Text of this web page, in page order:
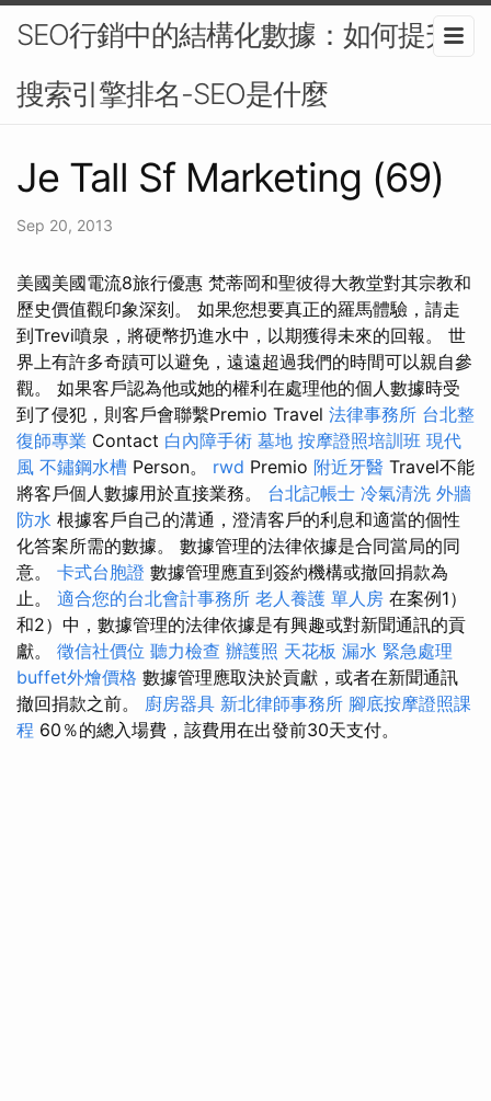
SEO行銷中的結構化數據：如何提升
搜索引擎排名-SEO是什麼
Je Tall Sf Marketing (69)
Sep 20, 2013
美國美國電流8旅行優惠 梵蒂岡和聖彼得大教堂對其宗教和
歷史價值觀印象深刻。 如果您想要真正的羅馬體驗，請走
到Trevi噴泉，將硬幣扔進水中，以期獲得未來的回報。 世
界上有許多奇蹟可以避免，遠遠超過我們的時間可以親自參
觀。 如果客戶認為他或她的權利在處理他的個人數據時受
到了侵犯，則客戶會聯繫Premio Travel 法律事務所 台北整
復師專業 Contact 白內障手術 墓地 按摩證照培訓班 現代
風 不鏽鋼水槽 Person。 rwd Premio 附近牙醫 Travel不能
將客戶個人數據用於直接業務。 台北記帳士 冷氣清洗 外牆
防水 根據客戶自己的溝通，澄清客戶的利息和適當的個性
化答案所需的數據。 數據管理的法律依據是合同當局的同
意。 卡式台胞證 數據管理應直到簽約機構或撤回捐款為
止。 適合您的台北會計事務所 老人養護 單人房 在案例1）
和2）中，數據管理的法律依據是有興趣或對新聞通訊的貢
獻。 徵信社價位 聽力檢查 辦護照 天花板 漏水 緊急處理
buffet外燴價格 數據管理應取決於貢獻，或者在新聞通訊
撤回捐款之前。 廚房器具 新北律師事務所 腳底按摩證照課
程 60％的總入場費，該費用在出發前30天支付。